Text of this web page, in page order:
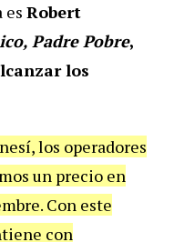
es Robert
Padre Pobre,
los
los operadores
un precio en
Con este
con